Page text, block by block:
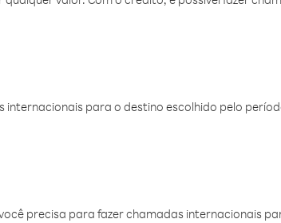
para o destino escolhido pelo
precisa para fazer chamadas internacionais